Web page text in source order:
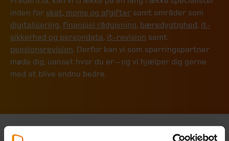
inden for skat, moms og afgifter samt områder som
digitalisering, finansiel rådgivning, bæredygtighed, it-
sikkerhed og persondata, it-revision samt
pensionsrevision. Derfor kan vi som sparringspartner
møde dig, uanset hvor du er – og vi hjælper dig gerne
med at blive endnu bedre.